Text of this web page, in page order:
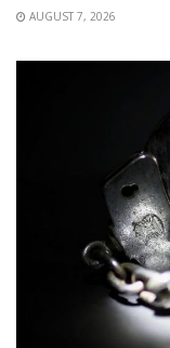
AUGUST 7, 2026